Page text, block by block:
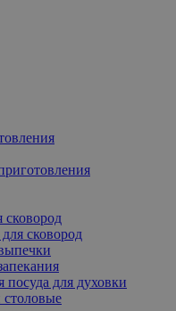
сковород
посуда для духовки